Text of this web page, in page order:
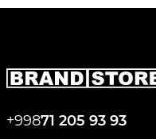
+99871 205 93 93